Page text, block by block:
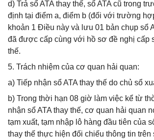
d) Trả sổ ATA thay thế, sổ ATA cũ trong
định tại điểm a, điểm b (đối với trường
khoản 1 Điều này và lưu 01 bản chụp sổ
đã được cấp cùng với hồ sơ đề nghị cấp
thế.
5. Trách nhiệm của cơ quan hải quan:
a) Tiếp nhận sổ ATA thay thế do chủ sổ
b) Trong thời hạn 08 giờ làm việc kể từ
nhận sổ ATA thay thế, cơ quan hải quan
tạm xuất, tạm nhập lô hàng đầu tiên của
thay thế thực hiện đối chiếu thông tin trên